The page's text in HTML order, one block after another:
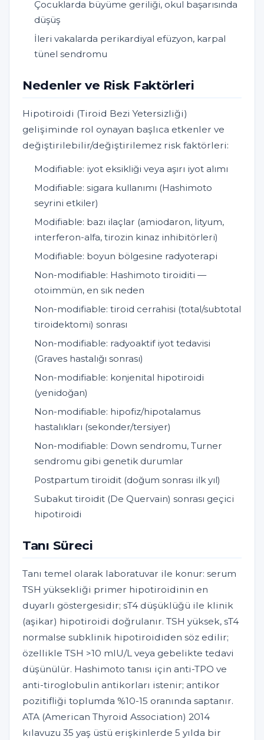
Çocuklarda büyüme geriliği, okul başarısında
düşüş
İleri vakalarda perikardiyal efüzyon, karpal
tünel sendromu
Nedenler ve Risk Faktörleri
Hipotiroidi (Tiroid Bezi Yetersizliği)
gelişiminde rol oynayan başlıca etkenler ve
değiştirilebilir/değiştirilemez risk faktörleri:
Modifiable: iyot eksikliği veya aşırı iyot alımı
Modifiable: sigara kullanımı (Hashimoto
seyrini etkiler)
Modifiable: bazı ilaçlar (amiodaron, lityum,
interferon-alfa, tirozin kinaz inhibitörleri)
Modifiable: boyun bölgesine radyoterapi
Non-modifiable: Hashimoto tiroiditi —
otoimmün, en sık neden
Non-modifiable: tiroid cerrahisi (total/subtotal
tiroidektomi) sonrası
Non-modifiable: radyoaktif iyot tedavisi
(Graves hastalığı sonrası)
Non-modifiable: konjenital hipotiroidi
(yenidoğan)
Non-modifiable: hipofiz/hipotalamus
hastalıkları (sekonder/tersiyer)
Non-modifiable: Down sendromu, Turner
sendromu gibi genetik durumlar
Postpartum tiroidit (doğum sonrası ilk yıl)
Subakut tiroidit (De Quervain) sonrası geçici
hipotiroidi
Tanı Süreci
Tanı temel olarak laboratuvar ile konur: serum
TSH yüksekliği primer hipotiroidinin en
duyarlı göstergesidir; sT4 düşüklüğü ile klinik
(aşikar) hipotiroidi doğrulanır. TSH yüksek, sT4
normalse subklinik hipotiroididen söz edilir;
özellikle TSH >10 mIU/L veya gebelikte tedavi
düşünülür. Hashimoto tanısı için anti-TPO ve
anti-tiroglobulin antikorları istenir; antikor
pozitifliği toplumda %10-15 oranında saptanır.
ATA (American Thyroid Association) 2014
kılavuzu 35 yaş üstü erişkinlerde 5 yılda bir